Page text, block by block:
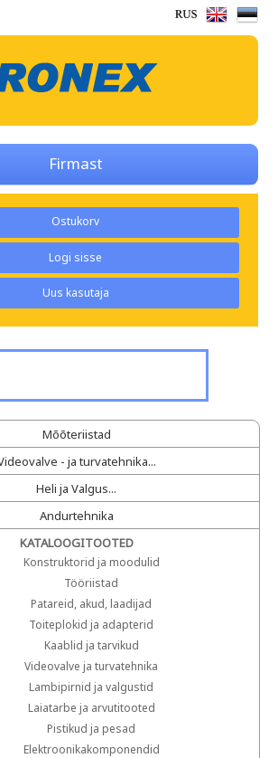
Firmast
Ostukorv
Logi sisse
Uus kasutaja
Mõõteriistad
- ja turvatehnika...
Heli ja Valgus...
Andurtehnika
KATALOOGITOOTED
Konstruktorid ja moodulid
Tööriistad
Patareid, akud, laadijad
Toiteplokid ja adapterid
Kaablid ja tarvikud
Videovalve ja turvatehnika
Lambipirnid ja valgustid
Laiatarbe ja arvutitooted
Pistikud ja pesad
Elektroonikakomponendid